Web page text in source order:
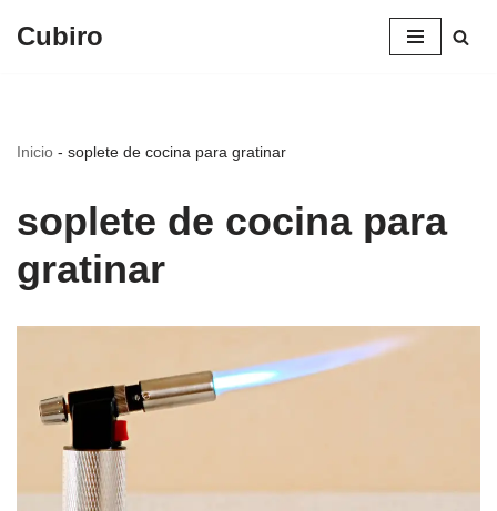
Cubiro
Inicio - soplete de cocina para gratinar
soplete de cocina para
gratinar